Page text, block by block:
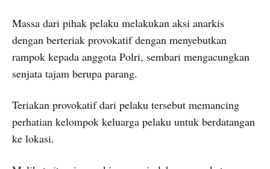
Massa dari pihak pelaku melakukan aksi anarkis
dengan berteriak provokatif dengan menyebutkan
rampok kepada anggota Polri, sembari mengacungkan
senjata tajam berupa parang.
Teriakan provokatif dari pelaku tersebut memancing
perhatian kelompok keluarga pelaku untuk berdatangan
ke lokasi.